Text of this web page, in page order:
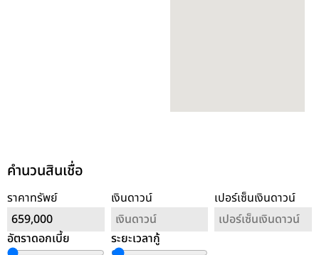
คำนวนสินเชื่อ
ราคาทรัพย์ เงินดาวน์ เปอร์เซ็นเงินดาวน์
อัตราดอกเบี้ย ระยะเวลากู้